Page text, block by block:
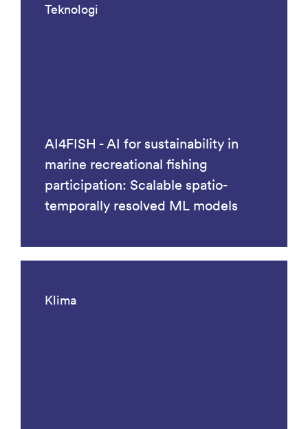
Teknologi
AI4FISH - AI for sustainability in
marine recreational fishing
participation: Scalable spatio-
temporally resolved ML models
Klima